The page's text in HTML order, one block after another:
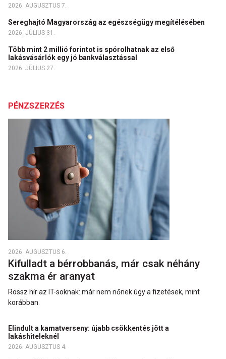
2026. AUGUSZTUS 7.
Sereghajtó Magyarország az egészségügy megítélésében
2026. JÚLIUS 31.
Több mint 2 millió forintot is spórolhatnak az első
lakásvásárlók egy jó bankválasztással
2026. JÚLIUS 27.
PÉNZSZERZÉS
2026. AUGUSZTUS 6.
Kifulladt a bérrobbanás, már csak néhány
szakma ér aranyat
Rossz hír az IT-soknak: már nem nőnek úgy a fizetések, mint
korábban.
Elindult a kamatverseny: újabb csökkentés jött a
lakáshiteleknél
2026. AUGUSZTUS 4.